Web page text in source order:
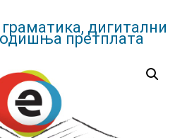
граматика, дигитални
претплата